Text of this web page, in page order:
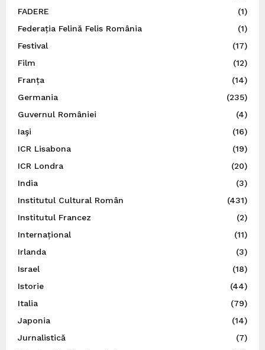
FADERE
(1)
Federația Felină Felis România
(1)
Festival
(17)
Film
(12)
Franța
(14)
Germania
(235)
Guvernul României
(4)
Iaşi
(16)
ICR Lisabona
(19)
ICR Londra
(20)
India
(3)
Institutul Cultural Român
(431)
Institutul Francez
(2)
Internațional
(11)
Irlanda
(3)
Israel
(18)
Istorie
(44)
Italia
(79)
Japonia
(14)
Jurnalistică
(7)